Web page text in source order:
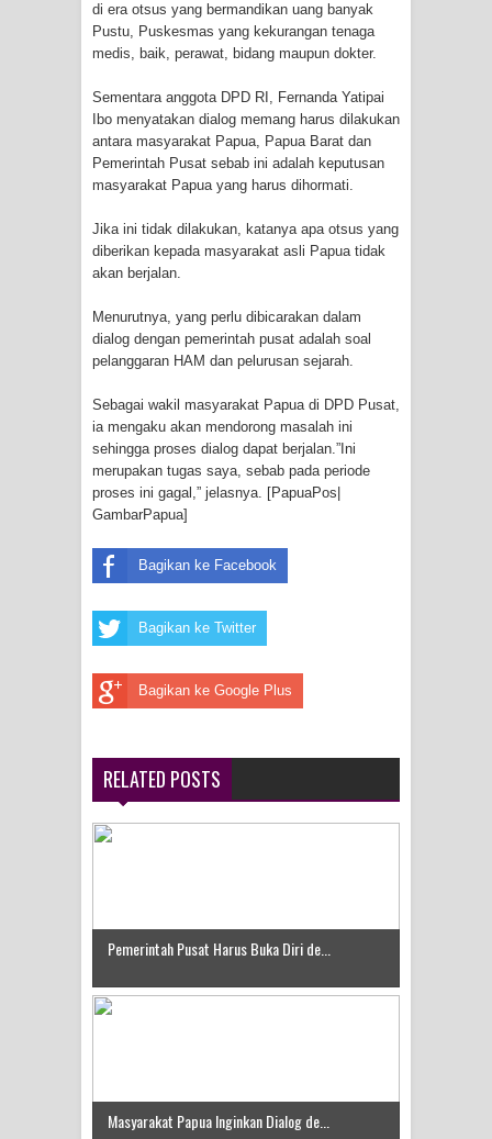
Polda Papua pada Peringatan Hari
Indonesia Turns Remote Papua
Frontier into National Food Belt with
Mentan Tinjau Program Cetak Sawah
Mantan Sekda Jayawijaya Jadi
Lingkar
Papuan Artisans Take Center Stage
di era otsus yang bermandikan uang banyak
Pustu, Puskesmas yang kekurangan tenaga
medis, baik, perawat, bidang maupun dokter.
Sementara anggota DPD RI, Fernanda Yatipai
Ibo menyatakan dialog memang harus dilakukan
antara masyarakat Papua, Papua Barat dan
Pemerintah Pusat sebab ini adalah keputusan
masyarakat Papua yang harus dihormati.
Jika ini tidak dilakukan, katanya apa otsus yang
diberikan kepada masyarakat asli Papua tidak
akan berjalan.
Menurutnya, yang perlu dibicarakan dalam
dialog dengan pemerintah pusat adalah soal
pelanggaran HAM dan pelurusan sejarah.
Sebagai wakil masyarakat Papua di DPD Pusat,
ia mengaku akan mendorong masalah ini
sehingga proses dialog dapat berjalan.”Ini
merupakan tugas saya, sebab pada periode
proses ini gagal,” jelasnya. [PapuaPos|
GambarPapua]
Bagikan ke Facebook
Bagikan ke Twitter
Bagikan ke Google Plus
RELATED POSTS
Pemerintah Pusat Harus Buka Diri de...
Masyarakat Papua Inginkan Dialog de...